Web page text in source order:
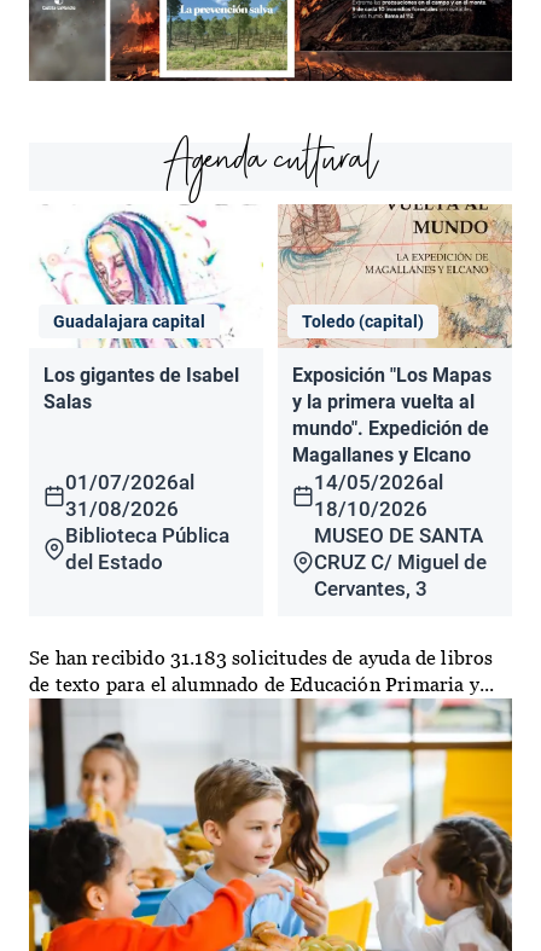
Agenda cultural
Guadalajara capital
Los gigantes de Isabel
Salas
01/07/2026al
31/08/2026
Biblioteca Pública
del Estado
Toledo (capital)
Exposición "Los Mapas
y la primera vuelta al
mundo". Expedición de
Magallanes y Elcano
14/05/2026al
18/10/2026
MUSEO DE SANTA
CRUZ C/ Miguel de
Cervantes, 3
Se han recibido 31.183 solicitudes de ayuda de libros
de texto para el alumnado de Educación Primaria y...